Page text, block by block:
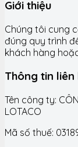
Giới thiệu
Chúng tôi cung
đúng quy trình
khách hàng
Thông tin liên
Tên công ty:
LOTACO
Mã số thuế: